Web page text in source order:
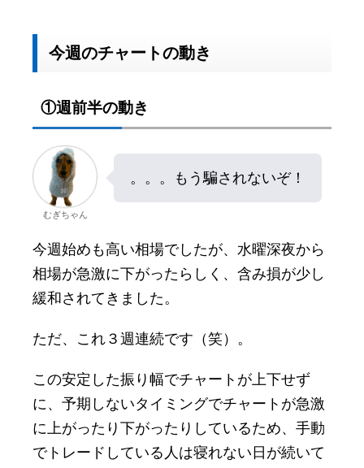
今週のチャートの動き
①週前半の動き
むぎちゃん
。。。もう騙されないぞ！
今週始めも高い相場でしたが、水曜深夜から
相場が急激に下がったらしく、含み損が少し
緩和されてきました。
ただ、これ３週連続です（笑）。
この安定した振り幅でチャートが上下せず
に、予期しないタイミングでチャートが急激
に上がったり下がったりしているため、手動
でトレードしている人は寝れない日が続いて